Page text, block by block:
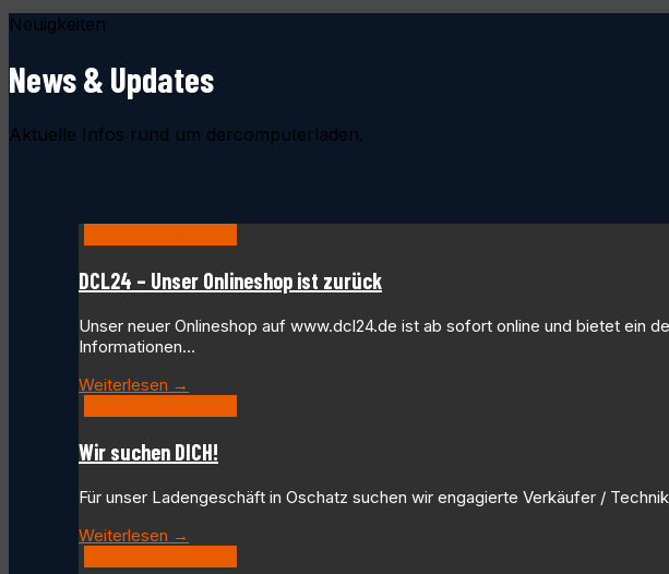
Neuigkeiten
News & Updates
Aktuelle Infos rund um dercomputerladen.
DCL24 – Unser Onlineshop ist zurück
Unser neuer Onlineshop auf www.dcl24.de ist ab sofort online und bietet ein
Informationen…
Weiterlesen →
Wir suchen DICH!
Für unser Ladengeschäft in Oschatz suchen wir engagierte Verkäufer /
Weiterlesen →